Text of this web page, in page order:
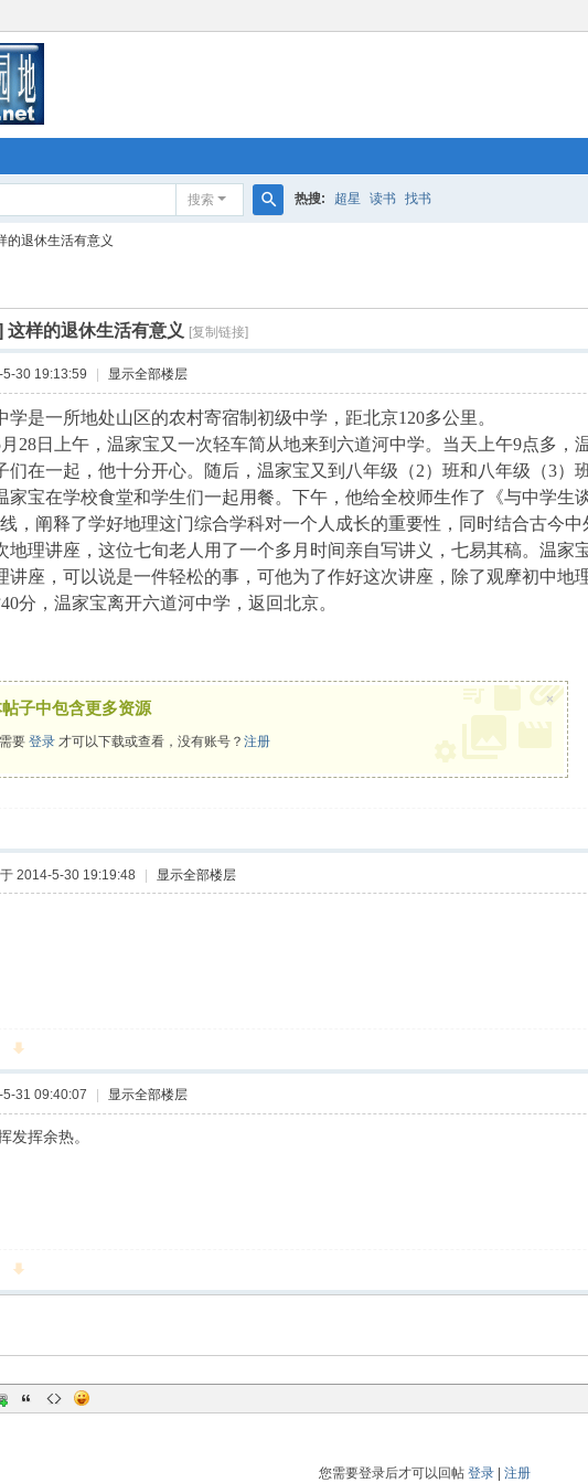
搜索 热搜: 超星 读书 找书
的退休生活有意义
]这样的退休生活有意义 [复制链接]
30 19:13:59 显示全部楼层
一所地处山区的农村寄宿制初级中学，距北京120多公里。
日上午，温家宝又一次轻车简从地来到六道河中学。当天上午9点多，
们在一起，他十分开心。随后，温家宝又到八年级（2）班和八年级（3）
在学校食堂和学生们一起用餐。下午，他给全校师生作了《与中学生
，阐释了学好地理这门综合学科对一个人成长的重要性，同时结合古今
地理讲座，这位七旬老人用了一个多月时间亲自写讲义，七易其稿。温
讲座，可以说是一件轻松的事，可他为了作好这次讲座，除了观摩初中地
，温家宝离开六道河中学，返回北京。
子中包含更多资源
要登录 才可以下载或查看，没有账号？注册
×
2014-5-30 19:19:48 | 显示全部楼层
31 09:40:07 显示全部楼层
发挥余热。
您需要登录后才可以回帖登录 |注册